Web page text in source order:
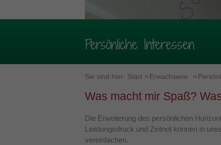
Persönliche Interessen
Sie sind hier: Start Erwachsene
Was macht mir Spaß?
Die Erweiterung des persönlichen
Leistungsdruck und Zeitnot können in
vereinfachen.